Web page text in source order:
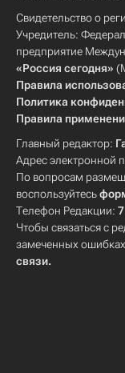
Свидетельство о
Учредитель:
предприятие
«Россия сегодня»
Правила
Политика
Правила
Главный редактор:
Адрес электронной
По вопросам
воспользуйтесь
Телефон Редакции:
Чтобы связаться с
замеченных
связи.